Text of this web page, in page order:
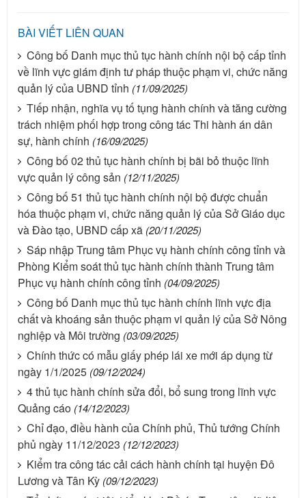
BÀI VIẾT LIÊN QUAN
Công bố Danh mục thủ tục hành chính nội bộ cấp tỉnh
về lĩnh vực giám định tư pháp thuộc phạm vi, chức năng
quản lý của UBND tỉnh (11/09/2025)
Tiếp nhận, nghĩa vụ tố tụng hành chính và tăng cường
trách nhiệm phối hợp trong công tác Thi hành án dân
sự, hành chính (16/09/2025)
Công bố 02 thủ tục hành chính bị bãi bỏ thuộc lĩnh
vực quản lý công sản (12/11/2025)
Công bố 51 thủ tục hành chính nội bộ được chuẩn
hóa thuộc phạm vi, chức năng quản lý của Sở Giáo dục
và Đào tạo, UBND cấp xã (20/11/2025)
Sáp nhập Trung tâm Phục vụ hành chính công tỉnh và
Phòng Kiểm soát thủ tục hành chính thành Trung tâm
Phục vụ hành chính công tỉnh (04/09/2025)
Công bố Danh mục thủ tục hành chính lĩnh vực địa
chất và khoáng sản thuộc phạm vi quản lý của Sở Nông
nghiệp và Môi trường (03/09/2025)
Chính thức có mẫu giấy phép lái xe mới áp dụng từ
ngày 1/1/2025 (09/12/2024)
4 thủ tục hành chính sửa đổi, bổ sung trong lĩnh vực
Quảng cáo (14/12/2023)
Chỉ đạo, điều hành của Chính phủ, Thủ tướng Chính
phủ ngày 11/12/2023 (12/12/2023)
Kiểm tra công tác cải cách hành chính tại huyện Đô
Lương và Tân Kỳ (09/12/2023)